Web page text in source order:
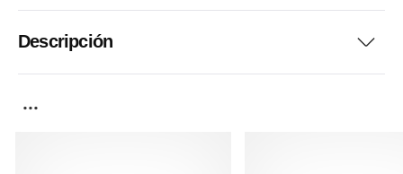
Descripción
...